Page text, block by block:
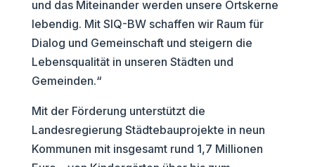
und das Miteinander werden unsere Ortskerne
lebendig. Mit SIQ-BW schaffen wir Raum für
Dialog und Gemeinschaft und steigern die
Lebensqualität in unseren Städten und
Gemeinden.“
Mit der Förderung unterstützt die
Landesregierung Städtebauprojekte in neun
Kommunen mit insgesamt rund 1,7 Millionen